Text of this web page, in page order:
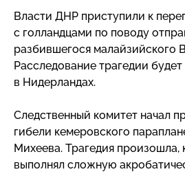
Власти ДНР приступили к
с голландцами по поводу
разбившегося малайзийского
Расследование трагедии
в Нидерландах.
Следственный комитет начал
гибели кемеровского
Михеева. Трагедия произошла,
выполнял сложную